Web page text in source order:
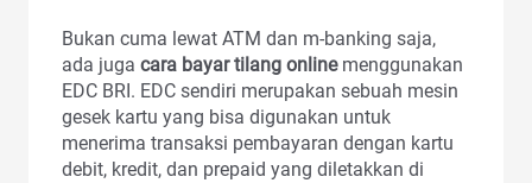
Bukan cuma lewat ATM dan m-banking saja,
ada juga cara bayar tilang onlinemenggunakan
EDC BRI. EDC sendiri merupakan sebuah mesin
gesek kartu yang bisa digunakan untuk
menerima transaksi pembayaran dengan kartu
debit, kredit, dan prepaid yang diletakkan di